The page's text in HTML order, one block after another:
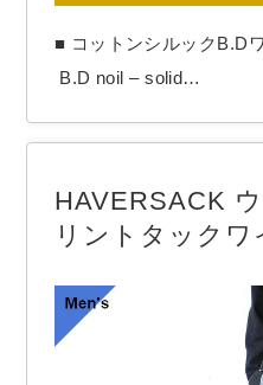
■ コットンシルックB.D
B.D noil – solid
【BRAND】　another
エンティースセンチュリ
【COLOR】　Slate gray
HAVERSACK
リントタック
sers